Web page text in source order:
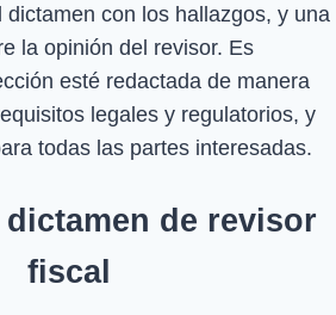
con los hallazgos, y una
la opinión del revisor. Es
esté redactada de manera
legales y regulatorios, y
todas las partes interesadas.
de revisor
fiscal